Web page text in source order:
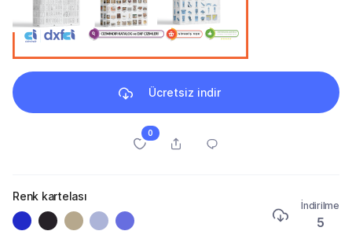
Ücretsiz indir
0
Renk kartelası
İndirilme
5